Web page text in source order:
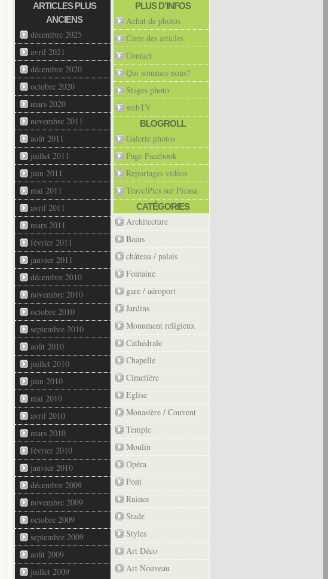
ARTICLES PLUS
ANCIENS
décembre 2025
avril 2021
décembre 2020
octobre 2020
mars 2020
novembre 2011
août 2011
juillet 2011
juin 2011
mai 2011
avril 2011
mars 2011
février 2011
janvier 2011
décembre 2010
novembre 2010
octobre 2010
septembre 2010
août 2010
juillet 2010
juin 2010
mai 2010
avril 2010
mars 2010
février 2010
janvier 2010
décembre 2009
novembre 2009
octobre 2009
septembre 2009
août 2009
juillet 2009
PLUS D’INFOS
Achat de photos
Carte des articles
Contact
Qui sommes-nous?
Stages photo
webTV
BLOGROLL
Galerie photos
Page Facebook
Reportages vidéos
TravelPics sur Picasa
CATÉGORIES
Architecture
Bains
château / palais
Fontaine
gare / aéroport
Jardins
Monument religieux
Cathédrale
Chapelle
Cimetière
Eglise
Monastère / Couvent
Temple
Moulin
Opéra
Pont
Ruines
Stade
Styles
Art Déco
Art Nouveau